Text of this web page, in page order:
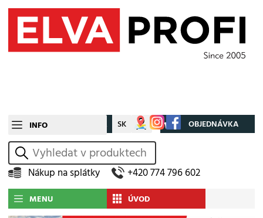
INFO CZ SK Můj účet OBJEDNÁVKA
vyhledat
Nákup na splátky +420 774 796 602
MENU ÚVOD